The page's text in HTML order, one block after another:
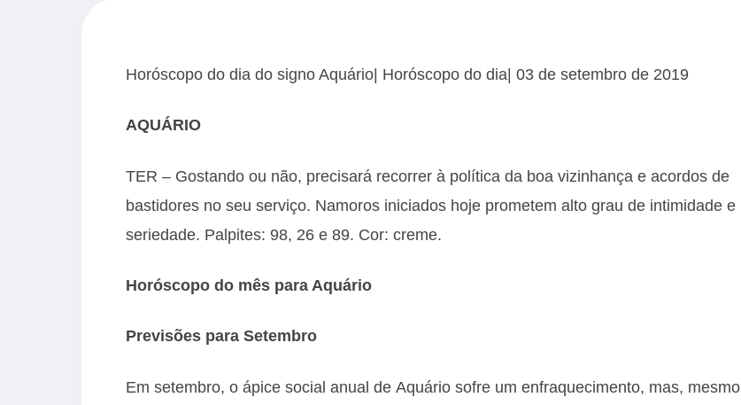
Horóscopo do dia do signo Aquário| Horóscopo do dia| 03 de setembro de 2019
AQUÁRIO
TER – Gostando ou não, precisará recorrer à política da boa vizinhança e acordos de
bastidores no seu serviço. Namoros iniciados hoje prometem alto grau de intimidade e
seriedade. Palpites: 98, 26 e 89. Cor: creme.
Horóscopo do mês para Aquário
Previsões para Setembro
Em setembro, o ápice social anual de Aquário sofre um enfraquecimento, mas, mesmo